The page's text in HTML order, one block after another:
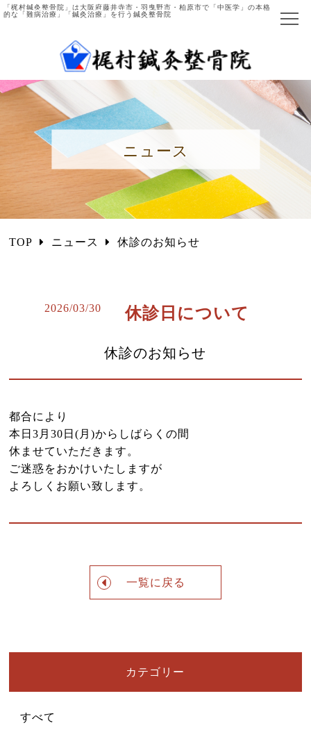
「梶村鍼灸整骨院」は大阪府藤井寺市・羽曳野市・柏原市で「中医学」の本格
的な「難病治療」「鍼灸治療」を行う鍼灸整骨院
当院について
院長ご紹介
施術の流れ
主な症例と施術法
中医学とは
よくある質問
鍼灸総合治療
漢方茶サロン 伽羅木
健康保険について
お灸教室情報
ニュース
TOP ニュース 休診のお知らせ
カテゴリー
すべて
2026/03/30 休診日について
休診のお知らせ
都合により
本日3月30日(月)からしばらくの間
休ませていただきます。
ご迷惑をおかけいたしますが
よろしくお願い致します。
一覧に戻る